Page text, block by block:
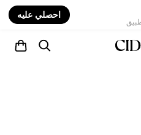
احصلي عليه